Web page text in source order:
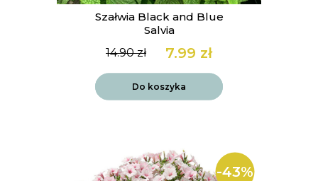
Szałwia Black and Blue
Salvia
14.90zł
Pierwotna
cena
wynosiła:
14.90 zł.
7.99 zł
Aktualna
cena
wynosi:
7.99 zł.
Do koszyka
-43%